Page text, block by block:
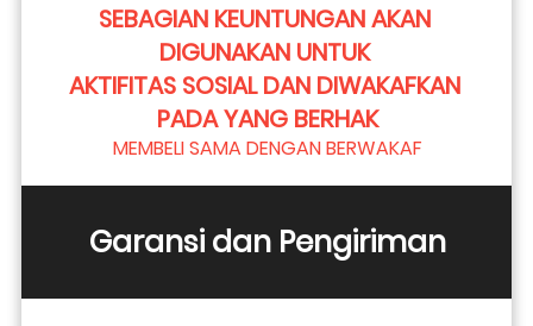
SEBAGIAN KEUNTUNGAN AKAN
DIGUNAKAN UNTUK
AKTIFITAS SOSIAL DAN DIWAKAFKAN
PADA YANG BERHAK
MEMBELI SAMA DENGAN BERWAKAF
Garansi dan Pengiriman